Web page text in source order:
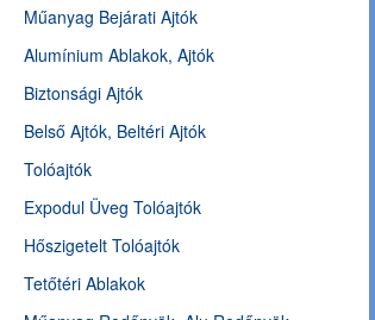
Műanyag Bejárati Ajtók
Alumínium Ablakok, Ajtók
Biztonsági Ajtók
Belső Ajtók, Beltéri Ajtók
Tolóajtók
Expodul Üveg Tolóajtók
Hőszigetelt Tolóajtók
Tetőtéri Ablakok